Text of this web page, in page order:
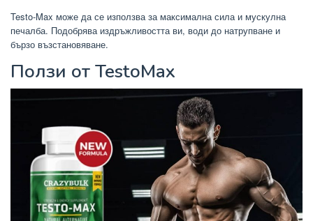
Testo-Max може да се използва за максимална сила и мускулна
печалба. Подобрява издръжливостта ви, води до натрупване и
бързо възстановяване.
Ползи от TestoMax